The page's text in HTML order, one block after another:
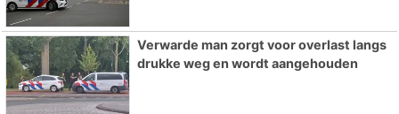
Verwarde man zorgt voor overlast langs
drukke weg en wordt aangehouden